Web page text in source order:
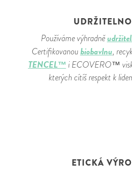
Používáme výhradně
Certifikovanou biobavlnu,
TENCEL™ i ECOVERO™
kterých cítíš respekt k
ETICKÁ